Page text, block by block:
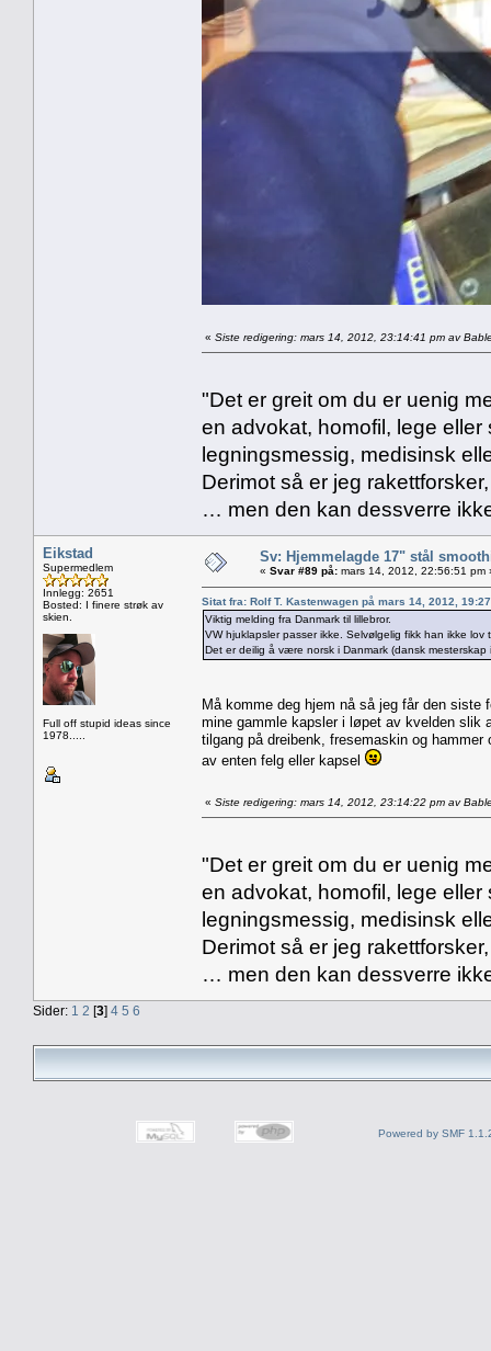
« Siste redigering: mars 14, 2012, 23:14:41 pm av
"Det er greit om du er uenig
en advokat, homofil, lege
legningsmessig, medisinsk
Derimot så er jeg
… men den kan dessverre
Eikstad
Supermedlem
Innlegg: 2651
Bosted: I finere strøk av
skien.
Full off stupid ideas since
1978.....
Sv: Hjemmelagde 17" stål
« Svar #89 på: mars 14, 2012, 22:56:51 pm
Sitat fra: Rolf T. Kastenwagen på mars 14, 2012,
Viktig melding fra Danmark til lillebror.
VW hjuklapsler passer ikke. Selvølgelig fikk han ikke
Det er deilig å være norsk i Danmark (dansk mesterskap
Må komme deg hjem nå så jeg får den
mine gammle kapsler i løpet av kvelden slik
tilgang på dreibenk, fresemaskin og
av enten felg eller kapsel
« Siste redigering: mars 14, 2012, 23:14:22 pm av
"Det er greit om du er uenig
en advokat, homofil, lege
legningsmessig, medisinsk
Derimot så er jeg
… men den kan dessverre
Sider: 1 2 [3] 4 5 6
Powered by SMF